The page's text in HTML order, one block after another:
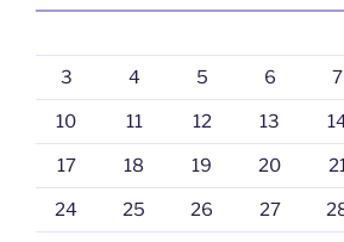
3 4 5 6 7
10 11 12 13
17 18 19 20
24 25 26 27